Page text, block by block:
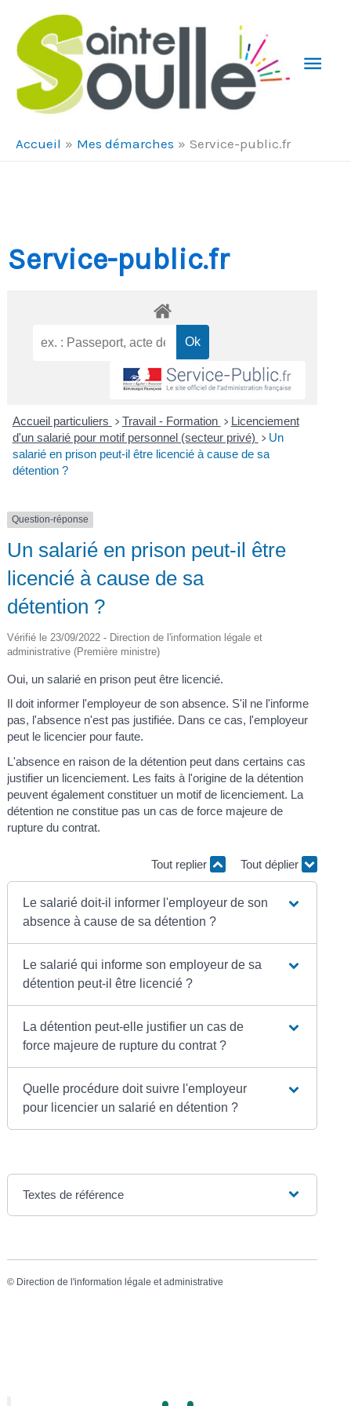
Accueil Mes démarches Service-public.fr
Service-public.fr
Accueil particuliers > Travail - Formation > Licenciement
d'un salarié pour motif personnel (secteur privé) > Un
salarié en prison peut-il être licencié à cause de sa
détention ?
Question-réponse
Un salarié en prison peut-il être
licencié à cause de sa
détention ?
Vérifié le 23/09/2022 - Direction de l'information légale et
administrative (Première ministre)
Oui, un salarié en prison peut être licencié.
Il doit informer l'employeur de son absence. S'il ne l'informe
pas, l'absence n'est pas justifiée. Dans ce cas, l'employeur
peut le licencier pour faute.
L'absence en raison de la détention peut dans certains cas
justifier un licenciement. Les faits à l'origine de la détention
peuvent également constituer un motif de licenciement. La
détention ne constitue pas un cas de force majeure de
rupture du contrat.
Tout replier Tout déplier
Le salarié doit-il informer l'employeur de son
absence à cause de sa détention ?
Le salarié qui informe son employeur de sa
détention peut-il être licencié ?
La détention peut-elle justifier un cas de
force majeure de rupture du contrat ?
Quelle procédure doit suivre l'employeur
pour licencier un salarié en détention ?
Textes de référence
© Direction de l'information légale et administrative